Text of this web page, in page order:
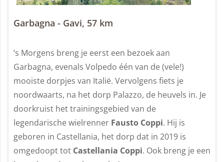
Garbagna - Gavi, 57 km
’s Morgens breng je eerst een bezoek aan
Garbagna, evenals Volpedo één van de (vele!)
mooiste dorpjes van Italië. Vervolgens fiets je
noordwaarts, na het dorp Palazzo, de heuvels in. Je
doorkruist het trainingsgebied van de
legendarische wielrenner Fausto Coppi. Hij is
geboren in Castellania, het dorp dat in 2019 is
omgedoopt tot Castellania Coppi. Ook breng je een